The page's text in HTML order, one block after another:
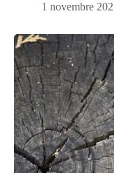
1 novembre